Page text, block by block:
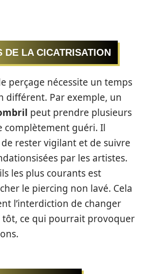
DE LA CICATRISATION
perçage nécessite un temps
différent. Par exemple, un
peut prendre plusieurs
complètement guéri. Il
rester vigilant et de suivre
par les artistes.
les plus courants est
le piercing non lavé. Cela
l’interdiction de changer
ce qui pourrait provoquer